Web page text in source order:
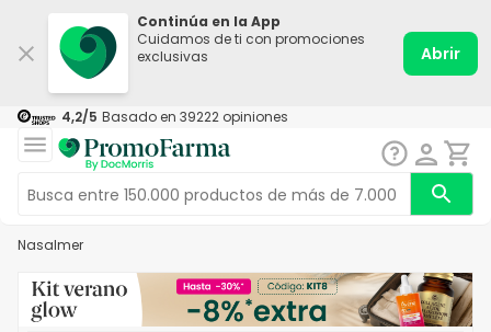
Continúa en la App
Cuidamos de ti con promociones
exclusivas
Abrir
4,2/5 Basado en 39222 opiniones
Nasalmer